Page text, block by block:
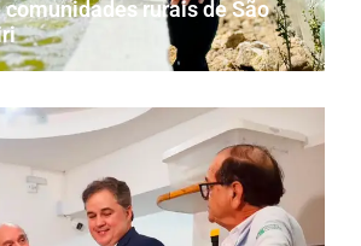
rurais de São